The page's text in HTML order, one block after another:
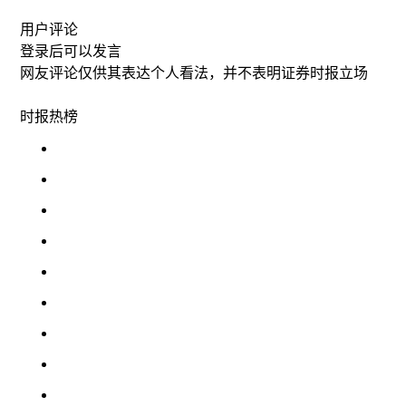
用户评论
登录后可以发言
网友评论仅供其表达个人看法，并不表明证券时报立场
时报热榜